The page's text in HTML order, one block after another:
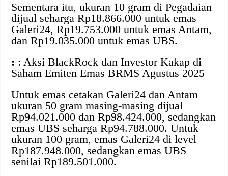
Sementara itu, ukuran 10 gram di Pegadaian
dijual seharga Rp18.866.000 untuk emas
Galeri24, Rp19.753.000 untuk emas Antam,
dan Rp19.035.000 untuk emas UBS.
: : Aksi BlackRock dan Investor Kakap di
Saham Emiten Emas BRMS Agustus 2025
Untuk emas cetakan Galeri24 dan Antam
ukuran 50 gram masing-masing dijual
Rp94.021.000 dan Rp98.424.000, sedangkan
emas UBS seharga Rp94.788.000. Untuk
ukuran 100 gram, emas Galeri24 di level
Rp187.948.000, sedangkan emas UBS
senilai Rp189.501.000.